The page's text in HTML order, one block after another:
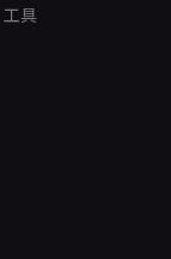
工具